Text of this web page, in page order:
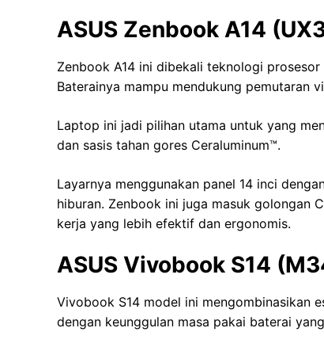
ASUS Zenbook A14
Zenbook A14 ini dibekali teknologi
Baterainya mampu mendukung pemutaran
Laptop ini jadi pilihan utama untuk yang
dan sasis tahan gores Ceraluminum™.
Layarnya menggunakan panel 14 inci
hiburan. Zenbook ini juga masuk golongan
kerja yang lebih efektif dan ergonomis.
ASUS Vivobook S14
Vivobook S14 model ini mengombinasikan
dengan keunggulan masa pakai baterai